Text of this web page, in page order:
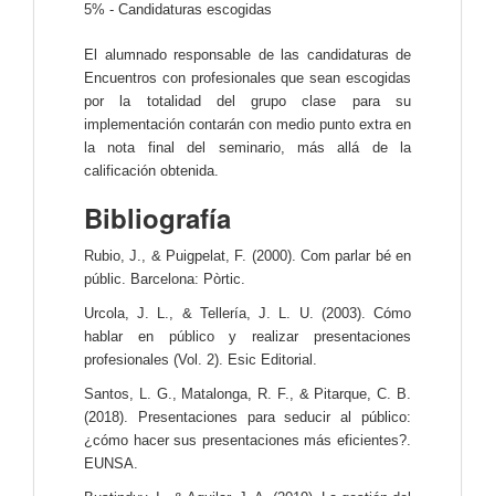
5% - Candidaturas escogidas
El alumnado responsable de las candidaturas de
Encuentros con profesionales que sean escogidas
por la totalidad del grupo clase para su
implementación contarán con medio punto extra en
la nota final del seminario, más allá de la
calificación obtenida.
Bibliografía
Rubio, J., & Puigpelat, F. (2000). Com parlar bé en
públic. Barcelona: Pòrtic.
Urcola, J. L., & Tellería, J. L. U. (2003). Cómo
hablar en público y realizar presentaciones
profesionales (Vol. 2). Esic Editorial.
Santos, L. G., Matalonga, R. F., & Pitarque, C. B.
(2018). Presentaciones para seducir al público:
¿cómo hacer sus presentaciones más eficientes?.
EUNSA.